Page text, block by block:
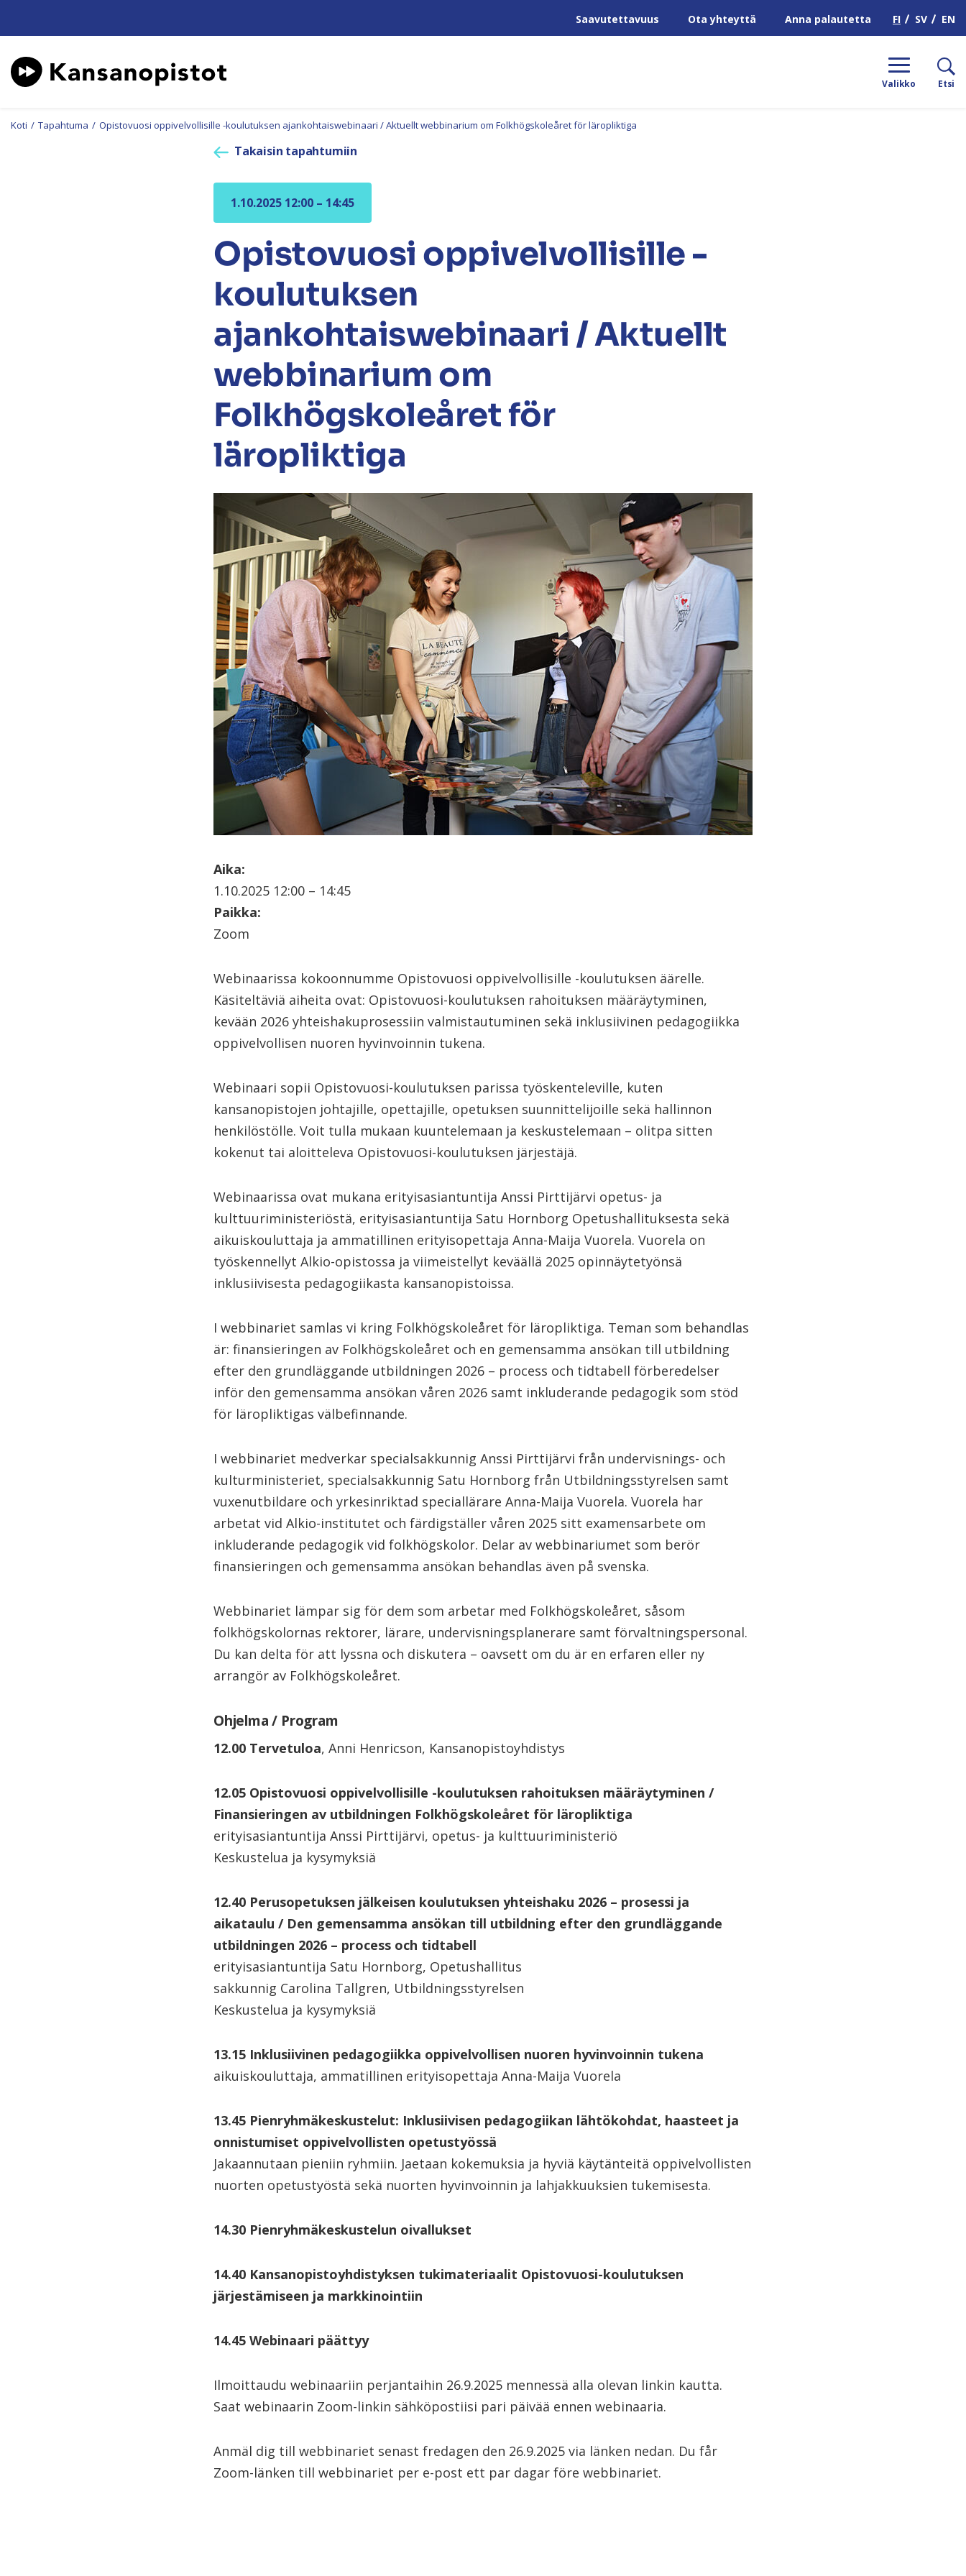
Saavutettavuus Ota yhteyttä Anna palautetta FI SV EN
Valikko Etsi
Koti / Tapahtuma / Opistovuosi oppivelvollisille -koulutuksen ajankohtaiswebinaari / Aktuellt webbinarium om Folkhögskoleåret för läropliktiga
Takaisin tapahtumiin
1.10.2025 12:00 – 14:45
Opistovuosi oppivelvollisille -
koulutuksen
ajankohtaiswebinaari / Aktuellt
webbinarium om
Folkhögskoleåret för
läropliktiga
Aika:
1.10.2025 12:00 – 14:45
Paikka:
Zoom
Webinaarissa kokoonnumme Opistovuosi oppivelvollisille -koulutuksen äärelle.
Käsiteltäviä aiheita ovat: Opistovuosi-koulutuksen rahoituksen määräytyminen,
kevään 2026 yhteishakuprosessiin valmistautuminen sekä inklusiivinen pedagogiikka
oppivelvollisen nuoren hyvinvoinnin tukena.
Webinaari sopii Opistovuosi-koulutuksen parissa työskenteleville, kuten
kansanopistojen johtajille, opettajille, opetuksen suunnittelijoille sekä hallinnon
henkilöstölle. Voit tulla mukaan kuuntelemaan ja keskustelemaan – olitpa sitten
kokenut tai aloitteleva Opistovuosi-koulutuksen järjestäjä.
Webinaarissa ovat mukana erityisasiantuntija Anssi Pirttijärvi opetus- ja
kulttuuriministeriöstä, erityisasiantuntija Satu Hornborg Opetushallituksesta sekä
aikuiskouluttaja ja ammatillinen erityisopettaja Anna-Maija Vuorela. Vuorela on
työskennellyt Alkio-opistossa ja viimeistellyt keväällä 2025 opinnäytetyönsä
inklusiivisesta pedagogiikasta kansanopistoissa.
I webbinariet samlas vi kring Folkhögskoleåret för läropliktiga. Teman som behandlas
är: finansieringen av Folkhögskoleåret och en gemensamma ansökan till utbildning
efter den grundläggande utbildningen 2026 – process och tidtabell förberedelser
inför den gemensamma ansökan våren 2026 samt inkluderande pedagogik som stöd
för läropliktigas välbefinnande.
I webbinariet medverkar specialsakkunnig Anssi Pirttijärvi från undervisnings- och
kulturministeriet, specialsakkunnig Satu Hornborg från Utbildningsstyrelsen samt
vuxenutbildare och yrkesinriktad speciallärare Anna-Maija Vuorela. Vuorela har
arbetat vid Alkio-institutet och färdigställer våren 2025 sitt examensarbete om
inkluderande pedagogik vid folkhögskolor. Delar av webbinariumet som berör
finansieringen och gemensamma ansökan behandlas även på svenska.
Webbinariet lämpar sig för dem som arbetar med Folkhögskoleåret, såsom
folkhögskolornas rektorer, lärare, undervisningsplanerare samt förvaltningspersonal.
Du kan delta för att lyssna och diskutera – oavsett om du är en erfaren eller ny
arrangör av Folkhögskoleåret.
Ohjelma / Program
12.00 Tervetuloa, Anni Henricson, Kansanopistoyhdistys
12.05 Opistovuosi oppivelvollisille -koulutuksen rahoituksen määräytyminen /
Finansieringen av utbildningen Folkhögskoleåret för läropliktiga
erityisasiantuntija Anssi Pirttijärvi, opetus- ja kulttuuriministeriö
Keskustelua ja kysymyksiä
12.40 Perusopetuksen jälkeisen koulutuksen yhteishaku 2026 – prosessi ja
aikataulu / Den gemensamma ansökan till utbildning efter den grundläggande
utbildningen 2026 – process och tidtabell
erityisasiantuntija Satu Hornborg, Opetushallitus
sakkunnig Carolina Tallgren, Utbildningsstyrelsen
Keskustelua ja kysymyksiä
13.15 Inklusiivinen pedagogiikka oppivelvollisen nuoren hyvinvoinnin tukena
aikuiskouluttaja, ammatillinen erityisopettaja Anna-Maija Vuorela
13.45 Pienryhmäkeskustelut: Inklusiivisen pedagogiikan lähtökohdat, haasteet ja
onnistumiset oppivelvollisten opetustyössä
Jakaannutaan pieniin ryhmiin. Jaetaan kokemuksia ja hyviä käytänteitä oppivelvollisten
nuorten opetustyöstä sekä nuorten hyvinvoinnin ja lahjakkuuksien tukemisesta.
14.30 Pienryhmäkeskustelun oivallukset
14.40 Kansanopistoyhdistyksen tukimateriaalit Opistovuosi-koulutuksen
järjestämiseen ja markkinointiin
14.45 Webinaari päättyy
Ilmoittaudu webinaariin perjantaihin 26.9.2025 mennessä alla olevan linkin kautta.
Saat webinaarin Zoom-linkin sähköpostiisi pari päivää ennen webinaaria.
Anmäl dig till webbinariet senast fredagen den 26.9.2025 via länken nedan. Du får
Zoom-länken till webbinariet per e-post ett par dagar före webbinariet.